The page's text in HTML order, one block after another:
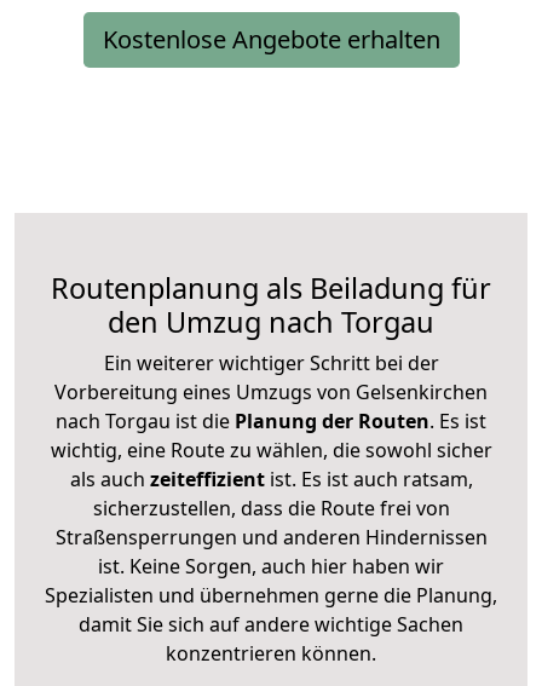
Kostenlose Angebote erhalten
Routenplanung als Beiladung für
den Umzug nach Torgau
Ein weiterer wichtiger Schritt bei der
Vorbereitung eines Umzugs von Gelsenkirchen
nach Torgau ist die Planung der Routen. Es ist
wichtig, eine Route zu wählen, die sowohl sicher
als auch zeiteffizientist. Es ist auch ratsam,
sicherzustellen, dass die Route frei von
Straßensperrungen und anderen Hindernissen
ist. Keine Sorgen, auch hier haben wir
Spezialisten und übernehmen gerne die Planung,
damit Sie sich auf andere wichtige Sachen
konzentrieren können.